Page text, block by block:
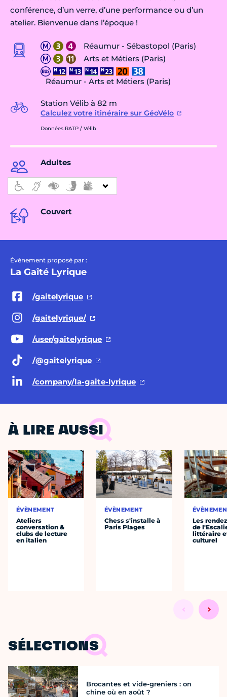
conférence, d’un verre, d’une performance ou d’un
atelier. Bienvenue dans l’époque !
Réaumur - Sébastopol (Paris)
Arts et Métiers (Paris)
Réaumur - Arts et Métiers (Paris)
Station Vélib à 82 m
Calculez votre itinéraire sur GéoVélo
Données RATP / Vélib
Adultes
Couvert
Évènement proposé par :
La Gaîté Lyrique
/gaitelyrique
/gaitelyrique/
/user/gaitelyrique
/@gaitelyrique
/company/la-gaite-lyrique
À LIRE AUSSI
ÉVÈNEMENT
Ateliers
conversation &
clubs de lecture
en italien
ÉVÈNEMENT
Chess s'installe à
Paris Plages
Les
de
littéraire
culturel
SÉLECTIONS
Brocantes et vide-greniers : on
chine où en août ?